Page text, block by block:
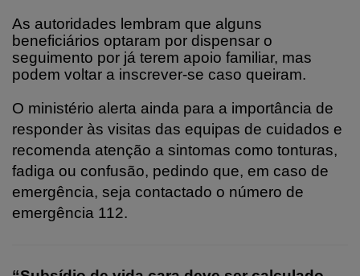
As autoridades lembram que alguns
beneficiários optaram por dispensar o
seguimento por já terem apoio familiar, mas
podem voltar a inscrever-se caso queiram.
O ministério alerta ainda para a importância de
responder às visitas das equipas de cuidados e
recomenda atenção a sintomas como tonturas,
fadiga ou confusão, pedindo que, em caso de
emergência, seja contactado o número de
emergência 112.